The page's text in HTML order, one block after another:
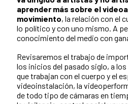
aprender más sobre el
movimiento, la relación con el
lo político y con uno mismo. A
conocimiento del medio con
Revisaremos el trabajo de
los inicios del pasado siglo, a
que trabajan con el cuerpo y el
videoinstalación, la
de todo tipo de cámaras en